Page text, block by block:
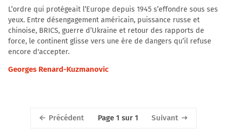
L’ordre qui protégeait l’Europe depuis 1945 s’effondre sous ses
yeux. Entre désengagement américain, puissance russe et
chinoise, BRICS, guerre d’Ukraine et retour des rapports de
force, le continent glisse vers une ère de dangers qu’il refuse
encore d'accepter.
Georges Renard-Kuzmanovic
Précédent Page 1 sur 1 Suivant